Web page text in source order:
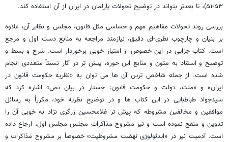
۵۳-۵۱)، تا بعدتر بتواند در توضیح تحولات پارلمان در ایران از آن استفاده کند.
بررسی روند تحولات مفاهیم مهم و حساسی مثل قانون، مجلس و نظایر آن، علاوه
بر بنیان و چارچوب نظری-ای دقیق، نیازمند مراجعه به منابع دست اول و مرجع
است. کتاب جزایی در این خصوص از امتیاز خوبی برخوردار است. شرح و بسط و
توضیح و استناد به متون و منابع این حوزه، پیش تر در آثار نسبتاً متعددی انجام
شده است. از جمله شاخص ترین آن ها می توان به «نظریه حکومت قانون در
ایران» و «ملت، دولت و حکومت قانون: جستار در بیان نص» اشاره کرد که
سیدجواد طباطبایی در این کتاب ها و در توضیح نظریه خود، مکرراً به رسائل
موافقین و مخالفین مشروطه که پیش تر غلامحسین زرگری نژاد به خوبی آن را
تدوین و منقح نموده است و نیز مشروح مذاکرات مجلس مجلس اول، ارجاع داده
است. آدمیت نیز در «ایدئولوژی نهضت مشروطیت» خصوصاً بر مشروح مذاکرات و